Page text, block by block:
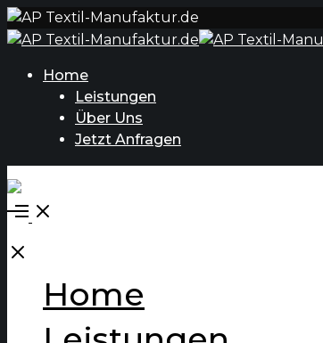
Home
Leistungen
Über Uns
Jetzt Anfragen
Open
Close
Home